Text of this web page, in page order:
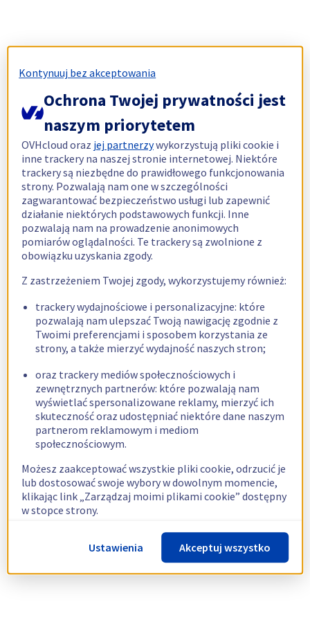
Kontynuuj bez akceptowania
Ochrona Twojej prywatności jest
naszym priorytetem
OVHcloud oraz jej partnerzywykorzystują pliki cookie i
inne trackery na naszej stronie internetowej. Niektóre
trackery są niezbędne do prawidłowego funkcjonowania
strony. Pozwalają nam one w szczególności
zagwarantować bezpieczeństwo usługi lub zapewnić
działanie niektórych podstawowych funkcji. Inne
pozwalają nam na prowadzenie anonimowych
pomiarów oglądalności. Te trackery są zwolnione z
obowiązku uzyskania zgody.
Z zastrzeżeniem Twojej zgody, wykorzystujemy również:
trackery wydajnościowe i personalizacyjne: które
pozwalają nam ulepszać Twoją nawigację zgodnie z
Twoimi preferencjami i sposobem korzystania ze
strony, a także mierzyć wydajność naszych stron;
oraz trackery mediów społecznościowych i
zewnętrznych partnerów: które pozwalają nam
wyświetlać spersonalizowane reklamy, mierzyć ich
skuteczność oraz udostępniać niektóre dane naszym
partnerom reklamowym i mediom
społecznościowym.
Możesz zaakceptować wszystkie pliki cookie, odrzucić je
lub dostosować swoje wybory w dowolnym momencie,
klikając link „Zarządzaj moimi plikami cookie” dostępny
w stopce strony.
Więcej informacji znajdziesz w naszejpolityce
dotyczącej wykorzystywania plików cookie.
Ustawienia Akceptuj wszystko